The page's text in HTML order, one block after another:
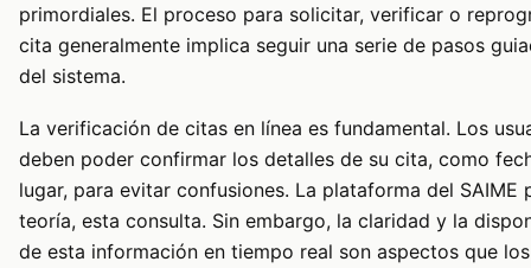
primordiales. El proceso para solicitar, verificar o
cita generalmente implica seguir una serie de pasos
del sistema.
La verificación de citas en línea es fundamental. Los
deben poder confirmar los detalles de su cita, como
lugar, para evitar confusiones. La plataforma del SAIME
teoría, esta consulta. Sin embargo, la claridad y la
de esta información en tiempo real son aspectos que